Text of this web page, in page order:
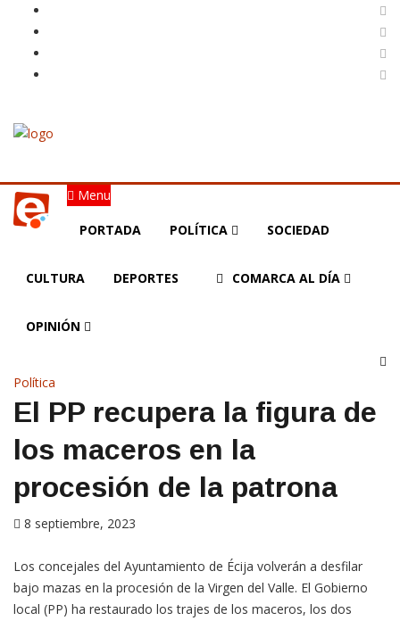
Menu
PORTADA POLÍTICA SOCIEDAD
CULTURA DEPORTES COMARCA AL DÍA
OPINIÓN
Política
El PP recupera la figura de
los maceros en la
procesión de la patrona
8 septiembre, 2023
Los concejales del Ayuntamiento de Écija volverán a desfilar
bajo mazas en la procesión de la Virgen del Valle. El Gobierno
local (PP) ha restaurado los trajes de los maceros, los dos